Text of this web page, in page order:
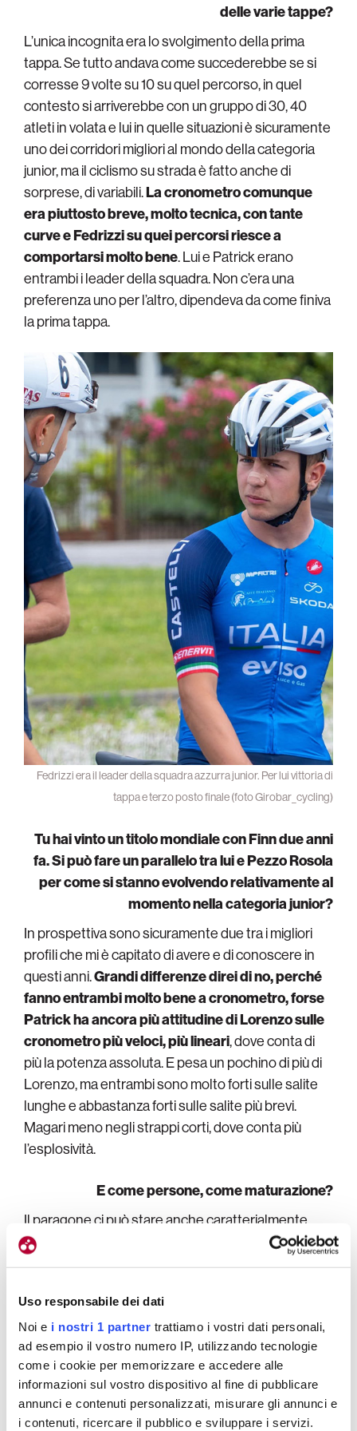
Uso responsabile dei dati
Noi e i nostri 1 partner trattiamo i vostri dati personali,
ad esempio il vostro numero IP, utilizzando tecnologie
come i cookie per memorizzare e accedere alle
informazioni sul vostro dispositivo al fine di pubblicare
annunci e contenuti personalizzati, misurare gli annunci e
i contenuti, ricercare il pubblico e sviluppare i servizi.
delle varie tappe?
L’unica incognita era lo svolgimento della prima
tappa. Se tutto andava come succederebbe se si
corresse 9 volte su 10 su quel percorso, in quel
contesto si arriverebbe con un gruppo di 30, 40
atleti in volata e lui in quelle situazioni è sicuramente
uno dei corridori migliori al mondo della categoria
junior, ma il ciclismo su strada è fatto anche di
sorprese, di variabili.La cronometro comunque
era piuttosto breve, molto tecnica, con tante
curve e Fedrizzi su quei percorsi riesce a
comportarsi molto bene. Lui e Patrick erano
entrambi i leader della squadra. Non c’era una
preferenza uno per l’altro, dipendeva da come finiva
la prima tappa.
Fedrizzi era il leader della squadra azzurra junior. Per lui vittoria di
tappa e terzo posto finale (foto Girobar_cycling)
Tu hai vinto un titolo mondiale con Finn due anni
fa. Si può fare un parallelo tra lui e Pezzo Rosola
per come si stanno evolvendo relativamente al
momento nella categoria junior?
In prospettiva sono sicuramente due tra i migliori
profili che mi è capitato di avere e di conoscere in
questi anni.Grandi differenze direi di no, perché
fanno entrambi molto bene a cronometro, forse
Patrick ha ancora più attitudine di Lorenzo sulle
cronometro più veloci, più lineari, dove conta di
più la potenza assoluta. E pesa un pochino di più di
Lorenzo, ma entrambi sono molto forti sulle salite
lunghe e abbastanza forti sulle salite più brevi.
Magari meno negli strappi corti, dove conta più
l’esplosività.
E come persone, come maturazione?
Il paragone ci può stare anche caratterialmente,
sono due ragazzi molto sereni, competenti e
professionali in quello che fanno. Già con una
addosso.